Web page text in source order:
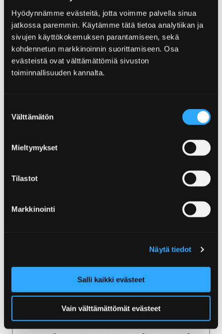
Hyödynnämme evästeitä, jotta voimme palvella sinua
jatkossa paremmin. Käytämme tätä tietoa analytiikan ja
sivujen käyttökokemuksen parantamiseen, sekä
kohdennetun markkinoinnin suorittamiseen. Osa
evästeistä ovat välttämättömiä sivuston
toiminnallisuuden kannalta.
valinta
Välttämätön
Mieltymykset
Tilastot
Markkinointi
Näytä tiedot
Salli kaikki evästeet
Vain välttämättömät evästeet
Köpcentrum Puuvilla
Simhallen i Björneborgs
Home Friluftsbadet i Björneborg